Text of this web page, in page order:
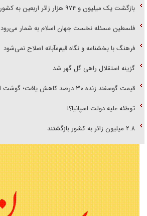
بازگشت یک میلیون و ۹۷۴ هزار زائر اربعین به کشور
فلسطین مسئله نخست جهان اسلام به شمار می‌رود
فرهنگ با بخشنامه و نگاه قیم‌مآبانه اصلاح نمی‌شود
گزینه استقلال راهی گل گهر شد
قیمت گوسفند زنده ۳۰ درصد کاهش یافت؛ گوشت ارزان نشد
توطئه علیه دولت اسپانیا؟!
۲.۸ میلیون زائر به کشور بازگشتند